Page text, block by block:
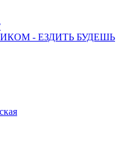
- ЕЗДИТЬ БУДЕШЬ